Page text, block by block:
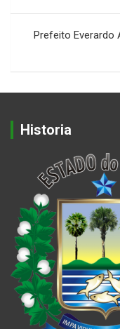
Post
Prefeito Everardo
Historia